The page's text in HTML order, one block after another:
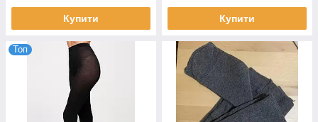
Купити Купити
Топ